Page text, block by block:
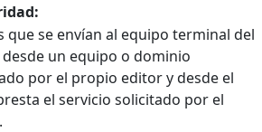
que se envían al equipo terminal del
un equipo o dominio
por el propio editor y desde el
el servicio solicitado por el